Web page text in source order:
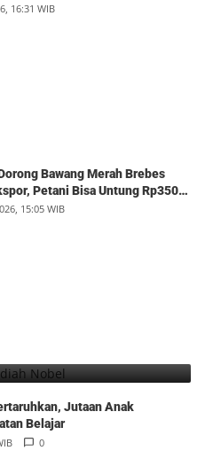
16:31 WIB
Bawang Merah Brebes
Petani Bisa Untung Rp350
15:05 WIB
Hadiah Nobel
Jutaan Anak
Belajar
0